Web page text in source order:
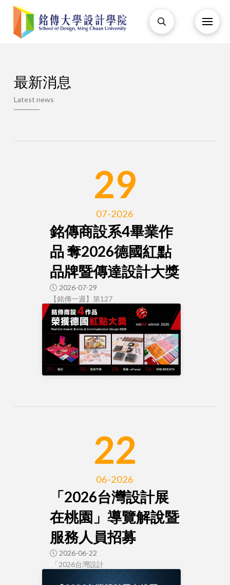
最新消息
Latest news
29
07-2026
銘傳商設系4畢業作
品 奪2026德國紅點
品牌暨傳達設計大獎
2026-07-29
【銘傳一週】第127
22
06-2026
「2026台灣設計展
在桃園」導覽解說暨
服務人員招募
2026-06-22
「2026台灣設計